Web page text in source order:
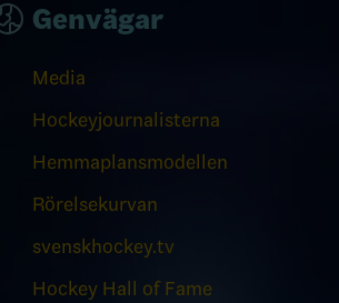
Genvägar
Media
Hockeyjournalisterna
Hemmaplansmodellen
Rörelsekurvan
svenskhockey.tv
Hockey Hall of Fame